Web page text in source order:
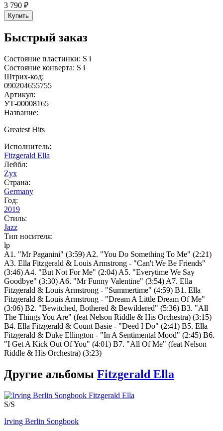
3 790 ₽
Купить
Быстрый заказ
Состояние пластинки: S i
Состояние конверта: S i
Штрих-код:
090204655755
Артикул:
УТ-00008165
Название:
Greatest Hits
Исполнитель:
Fitzgerald Ella
Лейбл:
Zyx
Страна:
Germany
Год:
2019
Стиль:
Jazz
Тип носителя:
lp
A1. "Mr Paganini" (3:59) A2. "You Do Something To Me" (2:21)
A3. Ella Fitzgerald & Louis Armstrong - "Can't We Be Friends"
(3:46) A4. "But Not For Me" (2:04) A5. "Everytime We Say
Goodbye" (3:30) A6. "Mr Funny Valentine" (3:54) A7. Ella
Fitzgerald & Louis Armstrong - "Summertime" (4:59) B1. Ella
Fitzgerald & Louis Armstrong - "Dream A Little Dream Of Me"
(3:06) B2. "Bewitched, Bothered & Bewildered" (5:36) B3. "All
The Things You Are" (feat Nelson Riddle & His Orchestra) (3:15)
B4. Ella Fitzgerald & Count Basie - "Deed I Do" (2:41) B5. Ella
Fitzgerald & Duke Ellington - "In A Sentimental Mood" (2:45) B6.
"I Get A Kick Out Of You" (4:01) B7. "All Of Me" (feat Nelson
Riddle & His Orchestra) (3:23)
Другие альбомы Fitzgerald Ella
S/S
Irving Berlin Songbook